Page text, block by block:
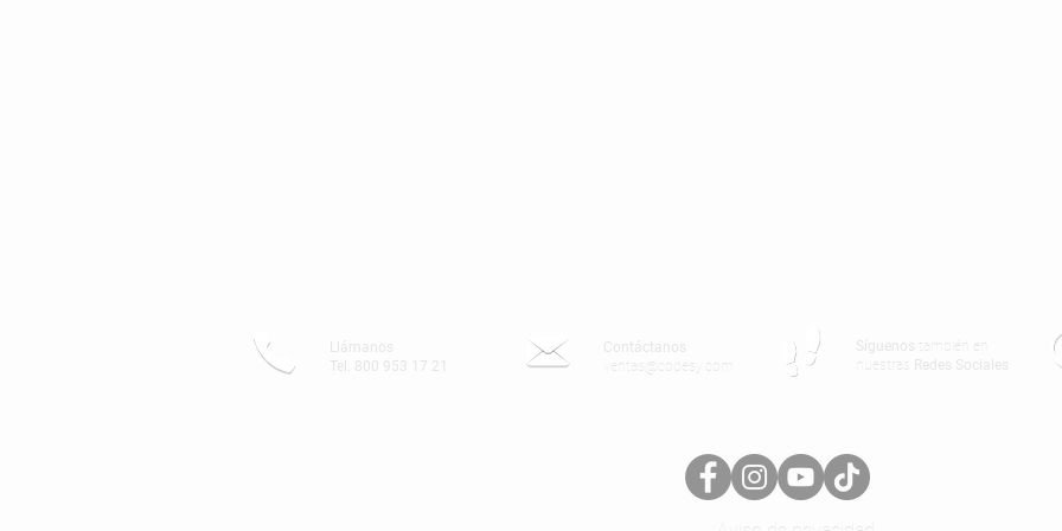
Llámanos
Tel. 800 953 17 21
Contáctanos
ventas@codesy.com
Síguenos también en
nuestras Redes Sociales